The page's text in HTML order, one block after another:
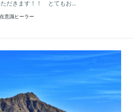
だきます！！ とてもお...
意識ヒーラー